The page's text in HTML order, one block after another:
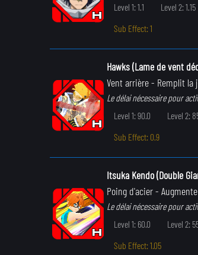
Level 1: 1.1
Level 2: 1.15
Sub Effect: 1
Hawks (Lame de vent
Vent arrière- Remplit la
Le délai nécessaire pour
Level 1: 90.0
Level 2:
Sub Effect: 0.9
Itsuka Kendo (Double
Poing d'acier-
Le délai nécessaire pour
Level 1: 60.0
Level 2:
Sub Effect: 1.05